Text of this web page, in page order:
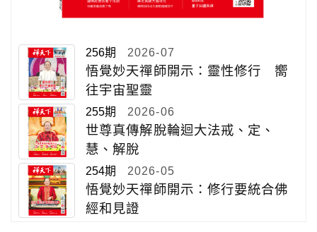
256期 2026-07
悟覺妙天禪師開示：靈性修行 嚮
往宇宙聖靈
255期 2026-06
世尊真傳解脫輪迴大法戒、定、
慧、解脫
254期 2026-05
悟覺妙天禪師開示：修行要統合佛
經和見證